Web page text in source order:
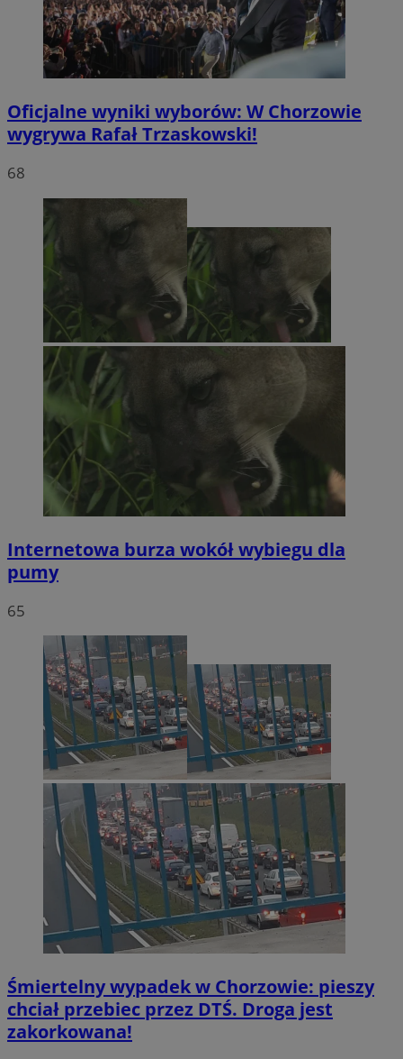
Oficjalne wyniki wyborów: W Chorzowie
wygrywa Rafał Trzaskowski!
68
Internetowa burza wokół wybiegu dla
pumy
65
Śmiertelny wypadek w Chorzowie: pieszy
chciał przebiec przez DTŚ. Droga jest
zakorkowana!